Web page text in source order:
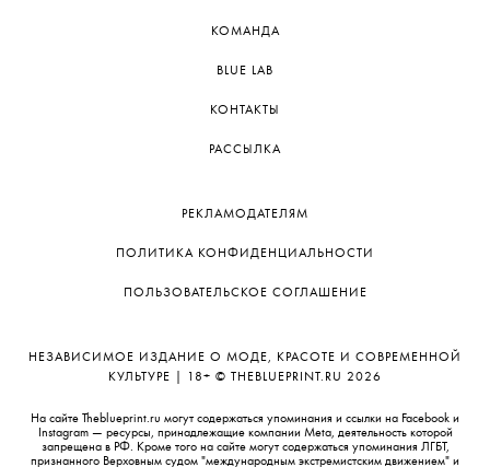
КОМАНДА
BLUE LAB
КОНТАКТЫ
РАССЫЛКА
РЕКЛАМОДАТЕЛЯМ
ПОЛИТИКА КОНФИДЕНЦИАЛЬНОСТИ
ПОЛЬЗОВАТЕЛЬСКОЕ СОГЛАШЕНИЕ
НЕЗАВИСИМОЕ ИЗДАНИЕ О МОДЕ, КРАСОТЕ И СОВРЕМЕННОЙ
КУЛЬТУРЕ | 18+ © THEBLUEPRINT.RU 2026
На сайте Theblueprint.ru могут содержаться упоминания и ссылки на Facebook и
Instagram — ресурсы, принадлежащие компании Meta, деятельность которой
запрещена в РФ. Кроме того на сайте могут содержаться упоминания ЛГБТ,
признанного Верховным судом "международным экстремистским движением" и